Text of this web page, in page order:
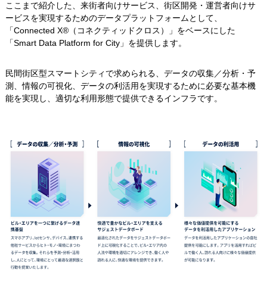
ここまで紹介した、来街者向けサービス、街区開発・運営者向けサ
ービスを実現するためのデータプラットフォームとして、
「Connected X®（コネクティッドクロス）」をベースにした
「Smart Data Platform for City」を提供します。
民間街区型スマートシティで求められる、データの収集／分析・予
測、情報の可視化、データの利活用を実現するために必要な基本機
能を実現し、適切な利用形態で提供できるインフラです。